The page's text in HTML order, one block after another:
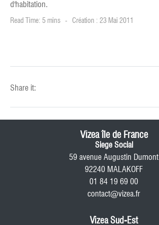
d'habitation.
Read Time: 5 mins Création : 23 Mai 2011
Share it:
Vizea île de France
Siege Social
59 avenue Augustin Dumont
92240 MALAKOFF
01 84 19 69 00
contact@vizea.fr
Vizea Sud-Est